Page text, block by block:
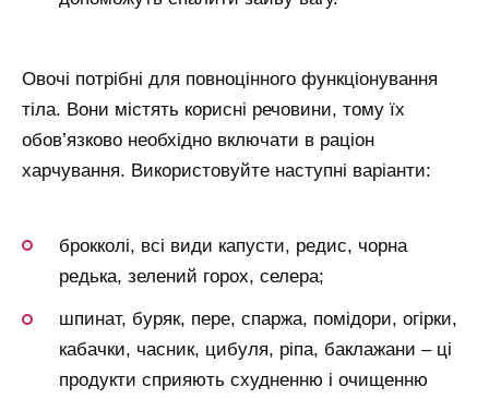
Овочі потрібні для повноцінного функціонування
тіла. Вони містять корисні речовини, тому їх
обов’язково необхідно включати в раціон
харчування. Використовуйте наступні варіанти:
брокколі, всі види капусти, редис, чорна
редька, зелений горох, селера;
шпинат, буряк, пере, спаржа, помідори, огірки,
кабачки, часник, цибуля, ріпа, баклажани – ці
продукти сприяють схудненню і очищенню